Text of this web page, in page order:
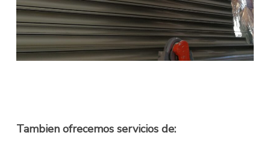
Tambien ofrecemos servicios de: